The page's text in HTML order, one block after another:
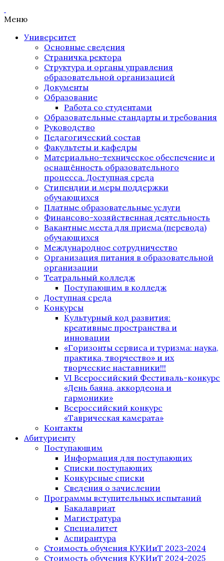
Меню
Университет
Основные сведения
Страничка ректора
Структура и органы управления
образовательной организацией
Документы
Образование
Работа со студентами
Образовательные стандарты и требования
Руководство
Педагогический состав
Факультеты и кафедры
Материально-техническое обеспечение и
оснащённость образовательного
процесса. Доступная среда
Стипендии и меры поддержки
обучающихся
Платные образовательные услуги
Финансово-хозяйственная деятельность
Вакантные места для приема (перевода)
обучающихся
Международное сотрудничество
Организация питания в образовательной
организации
Театральный колледж
Поступающим в колледж
Доступная среда
Конкурсы
Культурный код развития:
креативные пространства и
инновации
«Горизонты сервиса и туризма: наука,
практика, творчество» и их
творческие наставники!!!
VI Всероссийский Фестиваль-конкурс
«День баяна, аккордеона и
гармоники»
Всероссийский конкурс
«Таврическая камерата»
Контакты
Абитуриенту
Поступающим
Информация для поступающих
Списки поступающих
Конкурсные списки
Сведения о зачислении
Программы вступительных испытаний
Бакалавриат
Магистратура
Специалитет
Аспирантура
Стоимость обучения КУКИиТ 2023-2024
Стоимость обучения КУКИиТ 2024-2025